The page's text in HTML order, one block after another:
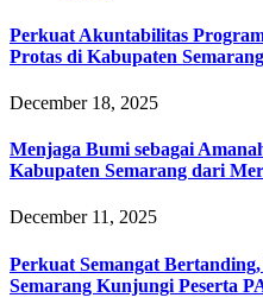
Perkuat Akuntabilitas
Protas di Kabupaten Semarang
December 18, 2025
Menjaga Bumi sebagai
Kabupaten Semarang dari
December 11, 2025
Perkuat Semangat
Semarang Kunjungi Peserta